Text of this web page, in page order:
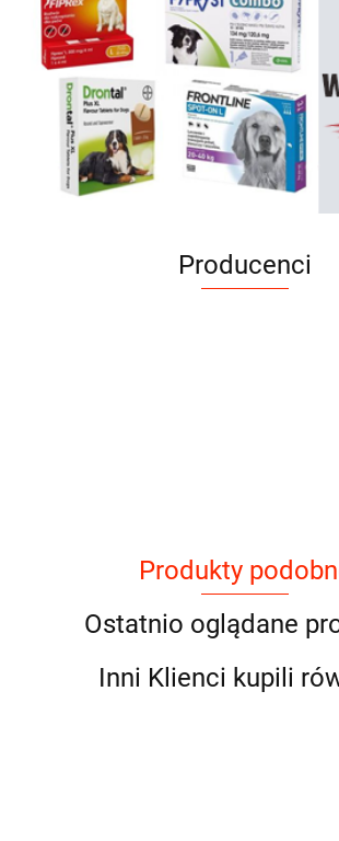
Producenci
Produkty
Ostatnio oglądane
Inni Klienci kupili